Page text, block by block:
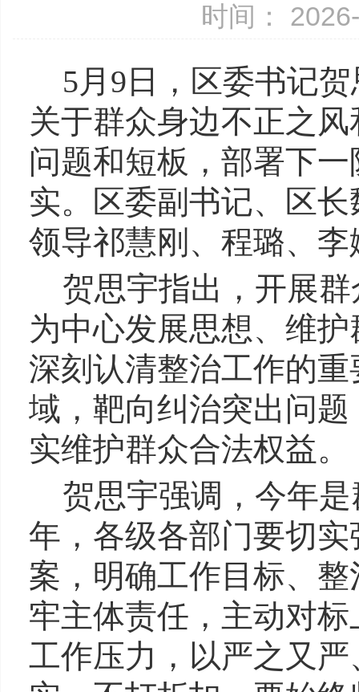
时间：
5月9日，区委书记
关于群众身边不正之
问题和短板，部署下
实。区委副书记、区
领导祁慧刚、程璐、
贺思宇指出，开展
为中心发展思想、维
深刻认清整治工作的
域，靶向纠治突出问
实维护群众合法权益。
贺思宇强调，今年
年，各级各部门要切
案，明确工作目标、
牢主体责任，主动对
工作压力，以严之又